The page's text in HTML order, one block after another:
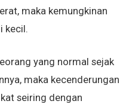
maka kemungkinan
kecil.
yang normal sejak
maka kecenderungan
seiring dengan